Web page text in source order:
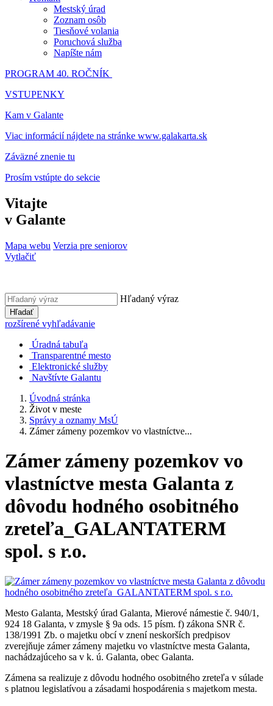
Mestský úrad
Zoznam osôb
Tiesňové volania
Poruchová služba
Napíšte nám
PROGRAM 40. ROČNÍK
VSTUPENKY
Kam v Galante
Viac informácií nájdete na stránke www.galakarta.sk
Záväzné znenie tu
Prosím vstúpte do sekcie
Vitajte
v Galante
Mapa webu Verzia pre seniorov
Vytlačiť
Hľadaný výraz
Hľadať
rozšírené vyhľadávanie
Úradná tabuľa
Transparentné mesto
Elektronické služby
Navštívte Galantu
Úvodná stránka
Život v meste
Správy a oznamy MsÚ
Zámer zámeny pozemkov vo vlastníctve...
Zámer zámeny pozemkov vo
vlastníctve mesta Galanta z
dôvodu hodného osobitného
zreteľa_GALANTATERM
spol. s r.o.
Mesto Galanta, Mestský úrad Galanta, Mierové námestie č. 940/1,
924 18 Galanta, v zmysle § 9a ods. 15 písm. f) zákona SNR č.
138/1991 Zb. o majetku obcí v znení neskorších predpisov
zverejňuje zámer zámeny majetku vo vlastníctve mesta Galanta,
nachádzajúceho sa v k. ú. Galanta, obec Galanta.
Zámena sa realizuje z dôvodu hodného osobitného zreteľa v súlade
s platnou legislatívou a zásadami hospodárenia s majetkom mesta.